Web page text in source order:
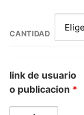
CANTIDAD
link de usuario
o publicacion *
COMPRAR